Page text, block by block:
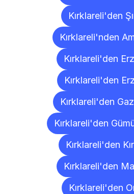
Kırklareli'den
Kırklareli'nden
Kırklareli'den
Kırklareli'den
Kırklareli'den
Kırklareli'den
Kırklareli'den
Kırklareli'den
Kırklareli'den